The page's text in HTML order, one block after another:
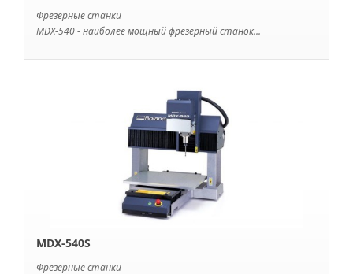
Фрезерные станки
MDX-540 - наиболее мощный фрезерный станок...
MDX-540S
Фрезерные станки